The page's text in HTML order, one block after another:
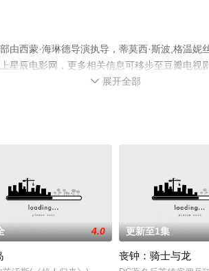
由西蒙·海琳德导演执导，蒂莫西·斯波,格温妮
星辰电影网，更多相关信息可移步至豆瓣电视
 展开全部
4.0 更新至1集
丧钟：骑士与龙